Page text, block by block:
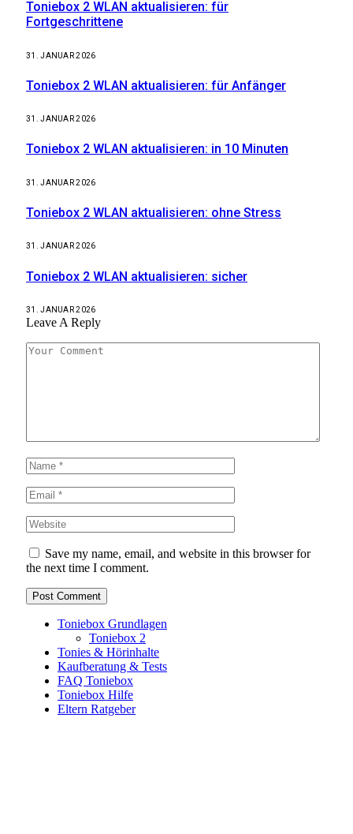
Toniebox 2 WLAN aktualisieren: für
Fortgeschrittene
31. JANUAR 2026
Toniebox 2 WLAN aktualisieren: für Anfänger
31. JANUAR 2026
Toniebox 2 WLAN aktualisieren: in 10 Minuten
31. JANUAR 2026
Toniebox 2 WLAN aktualisieren: ohne Stress
31. JANUAR 2026
Toniebox 2 WLAN aktualisieren: sicher
31. JANUAR 2026
Leave A Reply
Save my name, email, and website in this browser for
the next time I comment.
Toniebox Grundlagen
Toniebox 2
Tonies & Hörinhalte
Kaufberatung & Tests
FAQ Toniebox
Toniebox Hilfe
Eltern Ratgeber